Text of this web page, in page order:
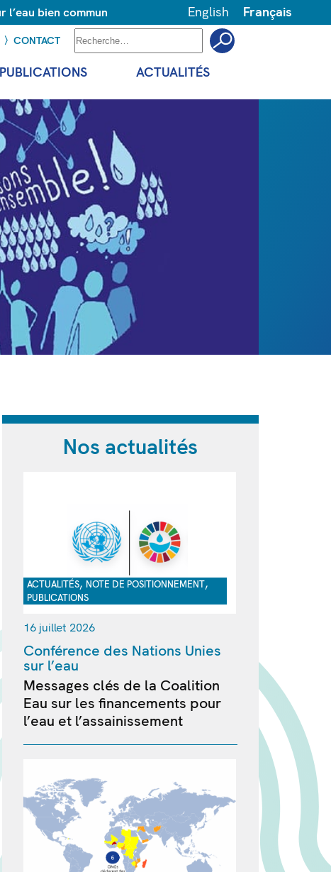
l’eau bien commun
CONTACT
PUBLICATIONS ACTUALITÉS
Nos actualités
ACTUALITÉS, NOTE DE POSITIONNEMENT,
PUBLICATIONS
16 juillet 2026
Conférence des Nations Unies
sur l’eau
Messages clés de la Coalition
Eau sur les financements pour
l’eau et l’assainissement
English Français